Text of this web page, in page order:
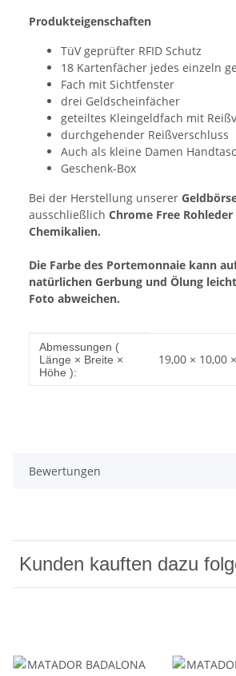
Produkteigenschaften
TüV geprüfter RFID Schutz
18 Kartenfächer jedes einzeln
Fach mit Sichtfenster
drei Geldscheinfächer
geteiltes Kleingeldfach mit
durchgehender Reißverschluss
Auch als kleine Damen
Geschenk-Box
Bei der Herstellung unserer
ausschließlich Chrome Free
Chemikalien.
Die Farbe des Portemonnaie kann
natürlichen Gerbung und Ölung
Foto abweichen.
Produkteigenschaft
Wert
Abmessungen (
Länge × Breite ×
Höhe ):
19,00 × 10,00
Bewertungen
Kunden kauften dazu